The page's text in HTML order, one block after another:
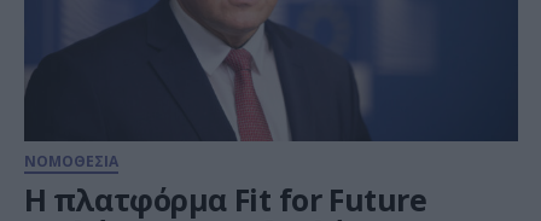
ΝΟΜΟΘΕΣΙΑ
Η πλατφόρμα Fit for Future